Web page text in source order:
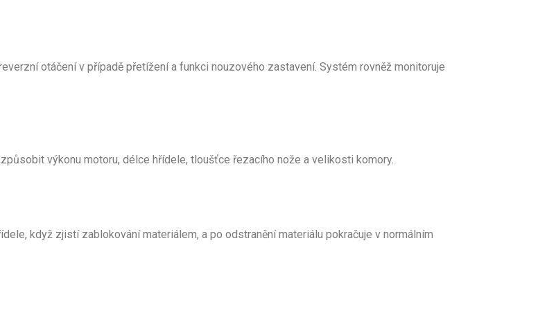
otáčení v případě přetížení a funkci nouzového zastavení. Systém rovněž monitoruje
výkonu motoru, délce hřídele, tloušťce řezacího nože a velikosti komory.
když zjistí zablokování materiálem, a po odstranění materiálu pokračuje v normálním